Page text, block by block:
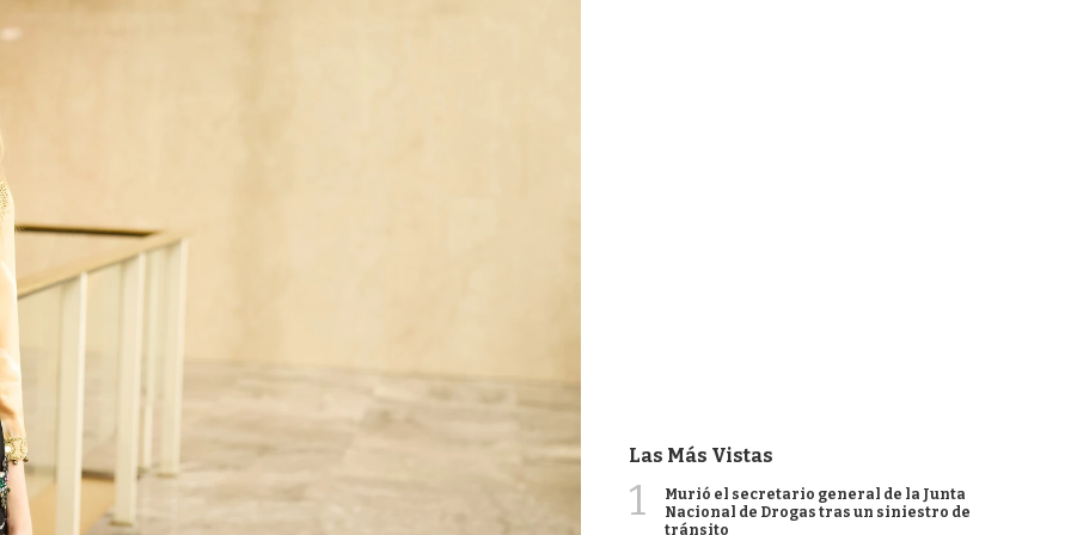
Las Más Vistas
1
Murió el secretario general de la Junta
Nacional de Drogas tras un siniestro de
tránsito